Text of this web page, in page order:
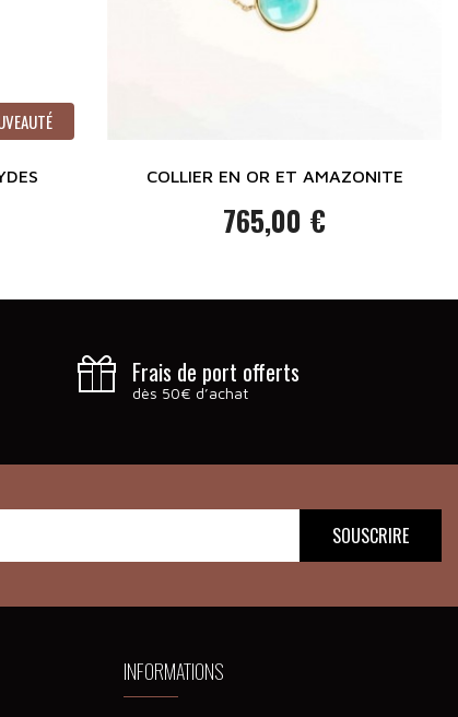
COLLIER EN OR ET AMAZONITE
Prix
765,00 €
Frais de port offerts
dès 50€ d’achat
INFORMATIONS